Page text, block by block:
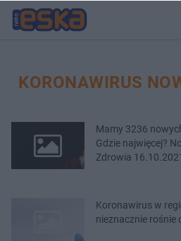
KORONAWIRUS
Mamy 3236
Gdzie najwięcej?
Zdrowia
Koronawirus w
nieznacznie rośnie